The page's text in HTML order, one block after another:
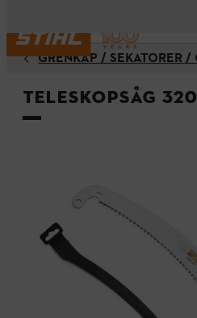
Teleskopsåg 320